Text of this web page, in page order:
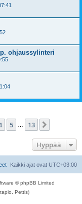
ohjaussylinteri
5 13
Hyppää
Kaikki ajat ovat UTC+03:00
© phpBB Limited
Pettis)